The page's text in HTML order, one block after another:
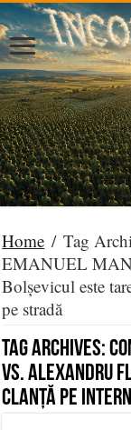
Home / Tag
EMANUEL
Bolșevicul este
pe stradă
Tag Archives:
VS.
clanță pe